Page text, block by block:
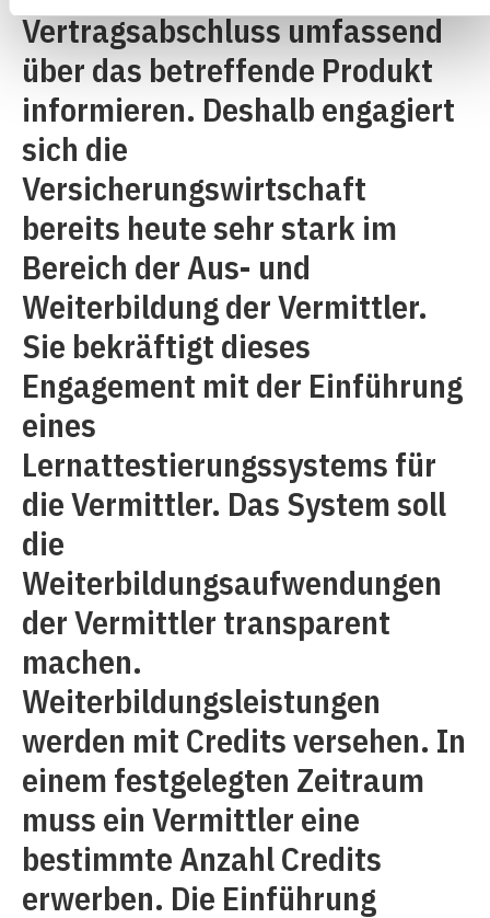
Vertragsabschluss umfassend
über das betreffende Produkt
informieren. Deshalb engagiert
sich die
Versicherungswirtschaft
bereits heute sehr stark im
Bereich der Aus- und
Weiterbildung der Vermittler.
Sie bekräftigt dieses
Engagement mit der Einführung
eines
Lernattestierungssystems für
die Vermittler. Das System soll
die
Weiterbildungsaufwendungen
der Vermittler transparent
machen.
Weiterbildungsleistungen
werden mit Credits versehen. In
einem festgelegten Zeitraum
muss ein Vermittler eine
bestimmte Anzahl Credits
erwerben. Die Einführung